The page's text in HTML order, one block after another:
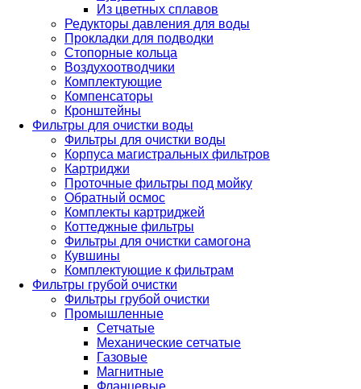
Из цветных сплавов
Редукторы давления для воды
Прокладки для подводки
Стопорные кольца
Воздухоотводчики
Комплектующие
Компенсаторы
Кронштейны
Фильтры для очистки воды
Фильтры для очистки воды
Корпуса магистральных фильтров
Картриджи
Проточные фильтры под мойку
Обратный осмос
Комплекты картриджей
Коттеджные фильтры
Фильтры для очистки самогона
Кувшины
Комплектующие к фильтрам
Фильтры грубой очистки
Фильтры грубой очистки
Промышленные
Сетчатые
Механические сетчатые
Газовые
Магнитные